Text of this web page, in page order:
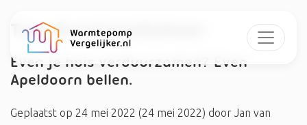
Tag:#centraalbeheer
Even je huis verduurzamen? Even
Apeldoorn bellen.
Geplaatst op 24 mei 2022 (24 mei 2022) door Jan van